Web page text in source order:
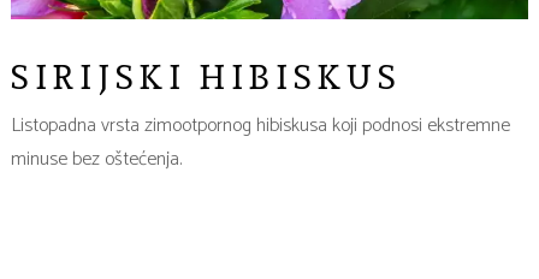
SIRIJSKI HIBISKUS
Listopadna vrsta zimootpornog hibiskusa koji podnosi ekstremne
minuse bez oštećenja.